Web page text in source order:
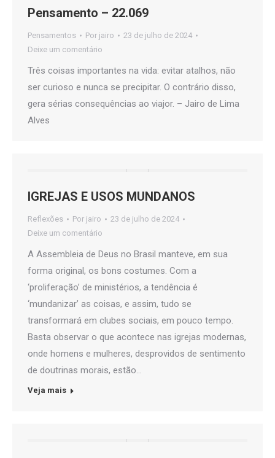
Pensamento – 22.069
Pensamentos Por jairo
23 de julho de 2024
Deixe um comentário
Três coisas importantes na vida: evitar atalhos, não
ser curioso e nunca se precipitar. O contrário disso,
gera sérias consequências ao viajor. – Jairo de Lima
Alves
IGREJAS E USOS MUNDANOS
Reflexões Por jairo
23 de julho de 2024
Deixe um comentário
A Assembleia de Deus no Brasil manteve, em sua
forma original, os bons costumes. Com a
‘proliferação’ de ministérios, a tendência é
‘mundanizar’ as coisas, e assim, tudo se
transformará em clubes sociais, em pouco tempo.
Basta observar o que acontece nas igrejas modernas,
onde homens e mulheres, desprovidos de sentimento
de doutrinas morais, estão…
Veja mais